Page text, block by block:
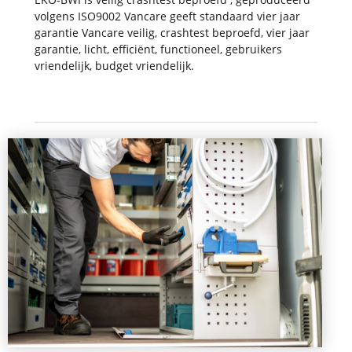
volgens ISO9002 Vancare geeft standaard vier jaar
garantie Vancare veilig, crashtest beproefd, vier jaar
garantie, licht, efficiënt, functioneel, gebruikers
vriendelijk, budget vriendelijk.